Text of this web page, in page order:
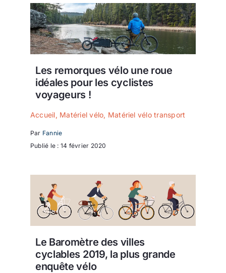
Les remorques vélo une roue
idéales pour les cyclistes
voyageurs !
Accueil, Matériel vélo, Matériel vélo transport
Par Fannie
Publié le : 14 février 2020
Le Baromètre des villes
cyclables 2019, la plus grande
enquête vélo